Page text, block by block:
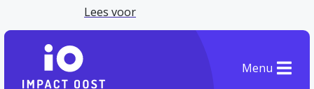
Lees voor
Menu